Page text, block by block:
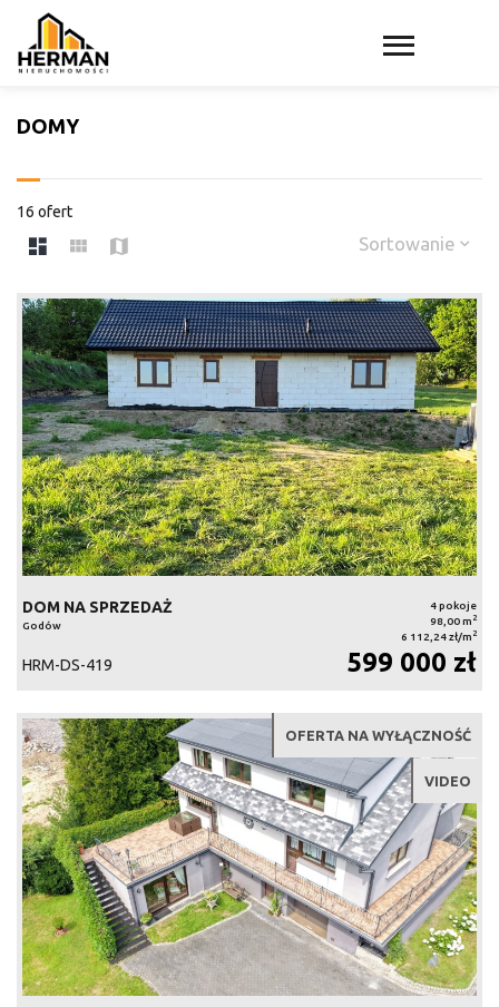
DOMY
16 ofert
Sortowanie
DOM NA SPRZEDAŻ
Godów
4 pokoje
98,00 m 2
6 112,24 zł/m 2
HRM-DS-419 599 000 zł
OFERTA NA WYŁĄCZNOŚĆ
VIDEO